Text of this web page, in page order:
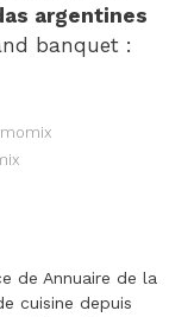
argentines
banquet :
de Annuaire de la
cuisine depuis